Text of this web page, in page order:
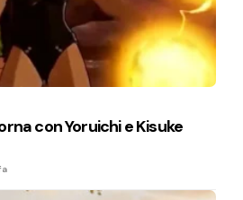
con Yoruichi e Kisuke